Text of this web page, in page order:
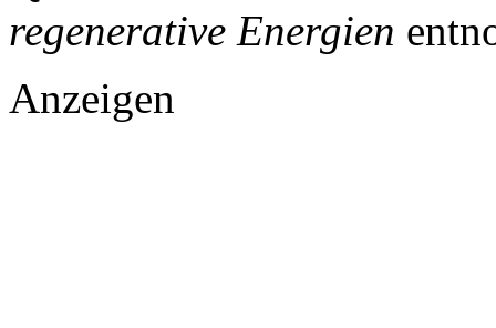
regenerative Energien
Anzeigen